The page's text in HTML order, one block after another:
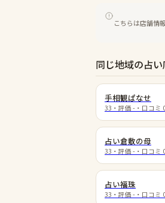
こちらは店舗情
同じ地域の占
手相観ぱなせ
33 ・評価 - ・口コミ
占い倉敷の母
33 ・評価 - ・口コミ
占い福珠
33 ・評価 - ・口コミ